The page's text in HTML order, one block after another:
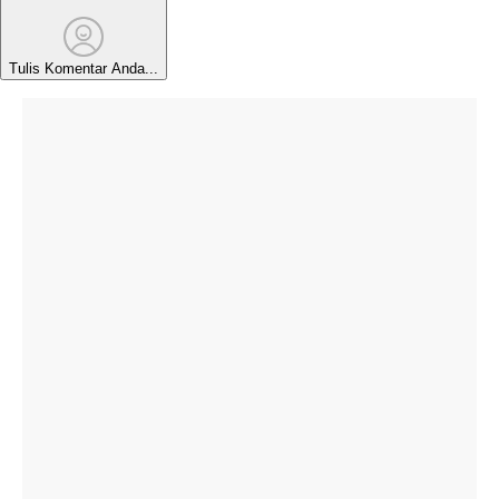
Tulis Komentar Anda...